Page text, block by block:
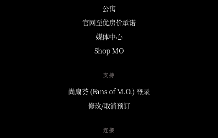
公寓
官网至优房价承诺
媒体中心
Shop MO
支持
尚扇荟 (Fans of M.O.) 登录
修改/取消预订
连接